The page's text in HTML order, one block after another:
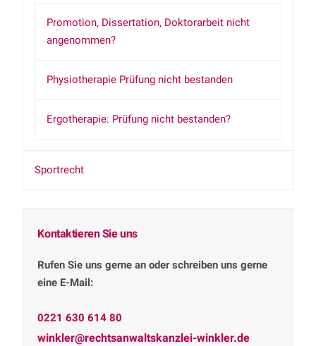
Promotion, Dissertation, Doktorarbeit nicht
angenommen?
Physiotherapie Prüfung nicht bestanden
Ergotherapie: Prüfung nicht bestanden?
Sportrecht
Kontaktieren Sie uns
Rufen Sie uns gerne an oder schreiben uns gerne
eine E-Mail:
0221 630 614 80
winkler@rechtsanwaltskanzlei-winkler.de